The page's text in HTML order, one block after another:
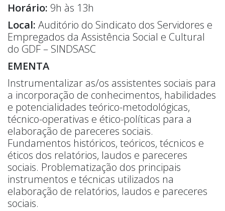
Horário: 9h às 13h
Local: Auditório do Sindicato dos Servidores e
Empregados da Assistência Social e Cultural
do GDF – SINDSASC
EMENTA
Instrumentalizar as/os assistentes sociais para
a incorporação de conhecimentos, habilidades
e potencialidades teórico-metodológicas,
técnico-operativas e ético-políticas para a
elaboração de pareceres sociais.
Fundamentos históricos, teóricos, técnicos e
éticos dos relatórios, laudos e pareceres
sociais. Problematização dos principais
instrumentos e técnicas utilizados na
elaboração de relatórios, laudos e pareceres
sociais.